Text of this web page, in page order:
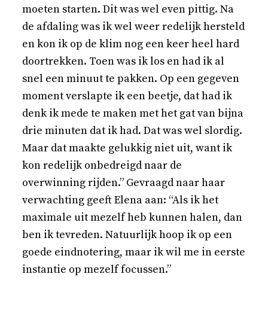
moeten starten. Dit was wel even pittig. Na
de afdaling was ik wel weer redelijk hersteld
en kon ik op de klim nog een keer heel hard
doortrekken. Toen was ik los en had ik al
snel een minuut te pakken. Op een gegeven
moment verslapte ik een beetje, dat had ik
denk ik mede te maken met het gat van bijna
drie minuten dat ik had. Dat was wel slordig.
Maar dat maakte gelukkig niet uit, want ik
kon redelijk onbedreigd naar de
overwinning rijden.” Gevraagd naar haar
verwachting geeft Elena aan: “Als ik het
maximale uit mezelf heb kunnen halen, dan
ben ik tevreden. Natuurlijk hoop ik op een
goede eindnotering, maar ik wil me in eerste
instantie op mezelf focussen.”